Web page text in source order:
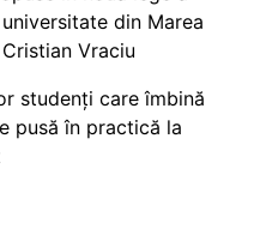
din Marea
Vraciu
studenți care îmbină
pusă în practică la